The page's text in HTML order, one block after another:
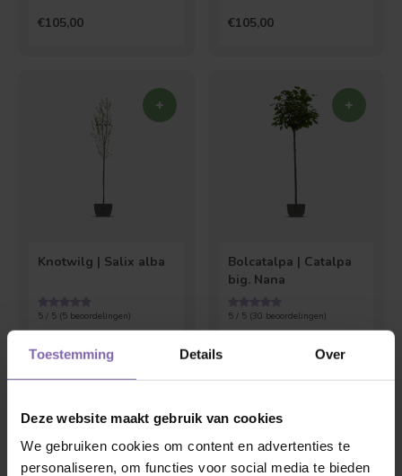
Toestemming Details Over
Deze website maakt gebruik van cookies
We gebruiken cookies om content en advertenties te
personaliseren, om functies voor social media te bieden
€105,00 €105,00
Knotwilg | Salix alba
5 / 5 (5 beoordelingen)
€90,00€65,00
Bolcatalpa | Catalpa
big. Nana
5 / 5 (30 beoordelingen)